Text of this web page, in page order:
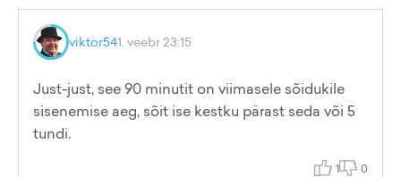
viktor541. veebr 23:15
Just-just, see 90 minutit on viimasele sõidukile
sisenemise aeg, sõit ise kestku pärast seda või 5
tundi.
1 0